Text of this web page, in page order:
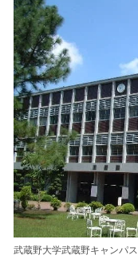
武蔵野大学武蔵野キャンパス